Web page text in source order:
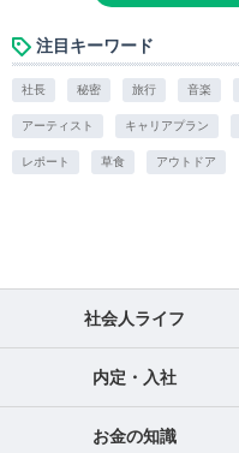
注目キーワード
社長 秘密 旅行 音楽
アーティスト キャリアプラン
レポート 草食 アウトドア
社会人ライフ
内定・入社
お金の知識